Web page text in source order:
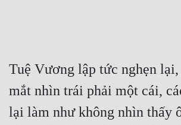
Tuệ Vương lập tức nghẹn
mắt nhìn trái phải một cái,
lại làm như không nhìn thấy